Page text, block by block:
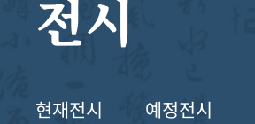
전시
현재전시 예정전시